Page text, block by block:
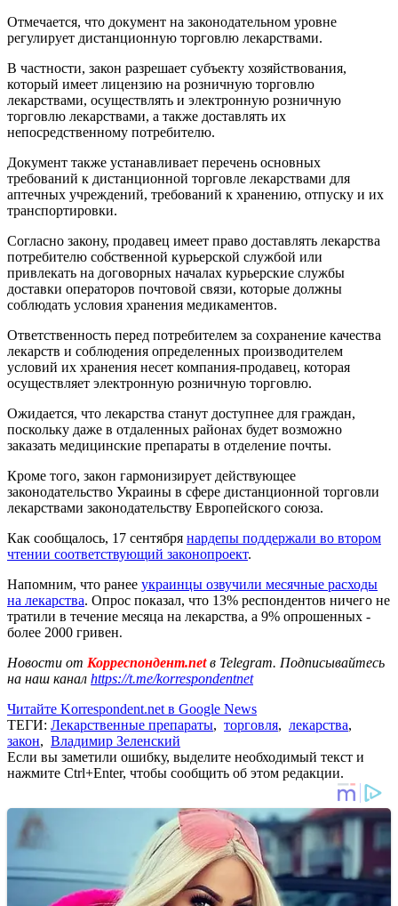
Отмечается, что документ на законодательном уровне
регулирует дистанционную торговлю лекарствами.
В частности, закон разрешает субъекту хозяйствования,
который имеет лицензию на розничную торговлю
лекарствами, осуществлять и электронную розничную
торговлю лекарствами, а также доставлять их
непосредственному потребителю.
Документ также устанавливает перечень основных
требований к дистанционной торговле лекарствами для
аптечных учреждений, требований к хранению, отпуску и их
транспортировки.
Согласно закону, продавец имеет право доставлять лекарства
потребителю собственной курьерской службой или
привлекать на договорных началах курьерские службы
доставки операторов почтовой связи, которые должны
соблюдать условия хранения медикаментов.
Ответственность перед потребителем за сохранение качества
лекарств и соблюдения определенных производителем
условий их хранения несет компания-продавец, которая
осуществляет электронную розничную торговлю.
Ожидается, что лекарства станут доступнее для граждан,
поскольку даже в отдаленных районах будет возможно
заказать медицинские препараты в отделение почты.
Кроме того, закон гармонизирует действующее
законодательство Украины в сфере дистанционной торговли
лекарствами законодательству Европейского союза.
Как сообщалось, 17 сентября нардепы поддержали во втором
чтении соответствующий законопроект.
Напомним, что ранее украинцы озвучили месячные расходы
на лекарства. Опрос показал, что 13% респондентов ничего не
тратили в течение месяца на лекарства, а 9% опрошенных -
более 2000 гривен.
Новости от Корреспондент.netв Telegram. Подписывайтесь
на наш канал https://t.me/korrespondentnet
Читайте Korrespondent.net в Google News
ТЕГИ: Лекарственные препараты, торговля, лекарства,
закон, Владимир Зеленский
Если вы заметили ошибку, выделите необходимый текст и
нажмите Ctrl+Enter, чтобы сообщить об этом редакции.